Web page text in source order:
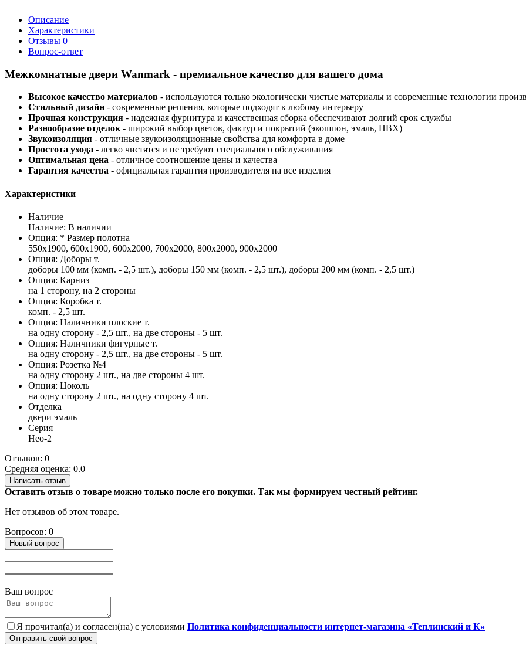
Описание
Характеристики
Отзывы 0
Вопрос-ответ
Межкомнатные двери Wanmark - премиальное качество для вашего дома
Высокое качество материалов - используются только экологически чистые материалы и современные технологии
Стильный дизайн - современные решения, которые подходят к любому интерьеру
Прочная конструкция - надежная фурнитура и качественная сборка обеспечивают долгий срок службы
Разнообразие отделок - широкий выбор цветов, фактур и покрытий (экошпон, эмаль, ПВХ)
Звукоизоляция - отличные звукоизоляционные свойства для комфорта в доме
Простота ухода - легко чистятся и не требуют специального обслуживания
Оптимальная цена - отличное соотношение цены и качества
Гарантия качества - официальная гарантия производителя на все изделия
Характеристики
Наличие
Наличие: В наличии
Опция: * Размер полотна
550х1900, 600х1900, 600х2000, 700х2000, 800х2000, 900х2000
Опция: Доборы т.
доборы 100 мм (комп. - 2,5 шт.), доборы 150 мм (комп. - 2,5 шт.), доборы 200 мм (комп. - 2,5 шт.)
Опция: Карниз
на 1 сторону, на 2 стороны
Опция: Коробка т.
комп. - 2,5 шт.
Опция: Наличники плоские т.
на одну сторону - 2,5 шт., на две стороны - 5 шт.
Опция: Наличники фигурные т.
на одну сторону - 2,5 шт., на две стороны - 5 шт.
Опция: Розетка №4
на одну сторону 2 шт., на две стороны 4 шт.
Опция: Цоколь
на одну сторону 2 шт., на одну сторону 4 шт.
Отделка
двери эмаль
Серия
Нео-2
Отзывов: 0
Средняя оценка: 0.0
Написать отзыв
Оставить отзыв о товаре можно только после его покупки. Так мы формируем честный рейтинг.
Нет отзывов об этом товаре.
Вопросов: 0
Новый вопрос
Ваш вопрос
Я прочитал(а) и согласен(на) с условиями Политика конфиденциальности интернет-магазина «Теплинский и К»
Отправить свой вопрос